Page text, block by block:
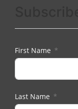
First Name
Last Name